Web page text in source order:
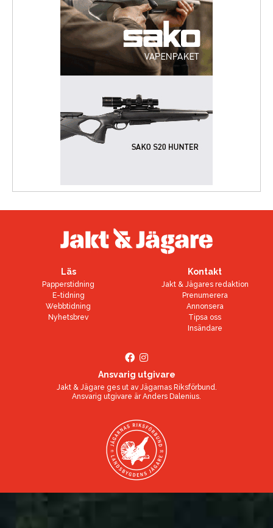
Läs
Papperstidning
E-tidning
Webbtidning
Nyhetsbrev
Kontakt
Jakt & Jägares redaktion
Prenumerera
Annonsera
Tipsa oss
Insändare
Ansvarig utgivare
Jakt & Jägare ges ut av Jägarnas Riksförbund.
Ansvarig utgivare ärAnders Dalenius.